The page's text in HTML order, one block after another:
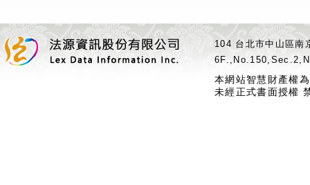
104 台北市中山區
本網站智慧財產權
未經正式書面授權